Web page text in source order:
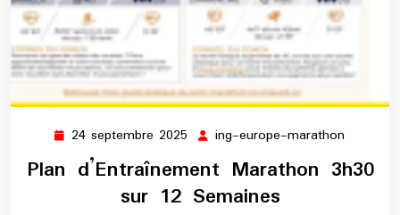
24 septembre 2025 24
septembre
2025
ing-europe-marathon
europe-
Plan d’Entraînement Marathon 3h30
sur 12 Semaines